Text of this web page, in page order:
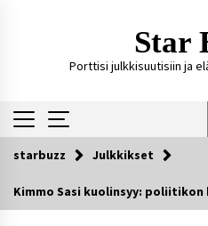
Star
Porttisi julkkisuutisiin ja
Trendit nyt
starbuzz Julkkikset
Kimmo Sasi kuolinsyy: poliitikon